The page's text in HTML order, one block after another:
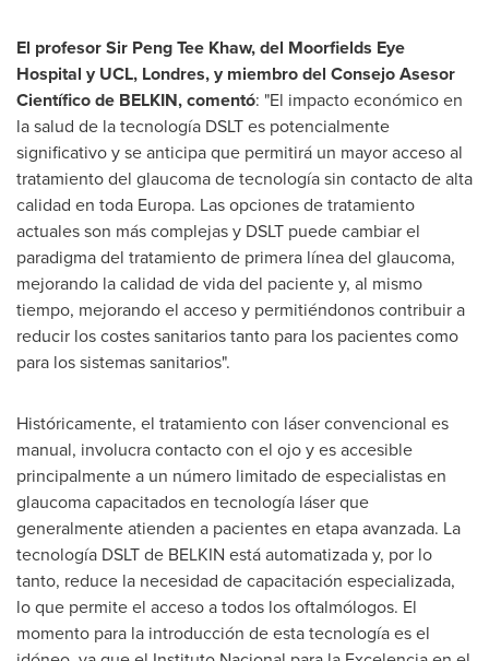
El profesor Sir Peng Tee Khaw, del Moorfields Eye
Hospital y UCL, Londres, y miembro del Consejo Asesor
Científico de BELKIN, comentó: "El impacto económico en
la salud de la tecnología DSLT es potencialmente
significativo y se anticipa que permitirá un mayor acceso al
tratamiento del glaucoma de tecnología sin contacto de alta
calidad en toda Europa. Las opciones de tratamiento
actuales son más complejas y DSLT puede cambiar el
paradigma del tratamiento de primera línea del glaucoma,
mejorando la calidad de vida del paciente y, al mismo
tiempo, mejorando el acceso y permitiéndonos contribuir a
reducir los costes sanitarios tanto para los pacientes como
para los sistemas sanitarios".
Históricamente, el tratamiento con láser convencional es
manual, involucra contacto con el ojo y es accesible
principalmente a un número limitado de especialistas en
glaucoma capacitados en tecnología láser que
generalmente atienden a pacientes en etapa avanzada. La
tecnología DSLT de BELKIN está automatizada y, por lo
tanto, reduce la necesidad de capacitación especializada,
lo que permite el acceso a todos los oftalmólogos. El
momento para la introducción de esta tecnología es el